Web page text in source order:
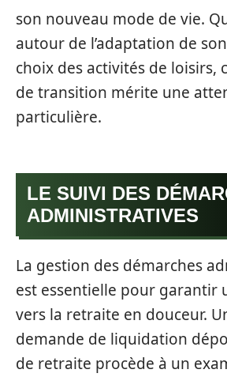
son nouveau mode de vie.
autour de l’adaptation de
choix des activités de loisirs,
de transition mérite une
particulière.
LE SUIVI DES
ADMINISTRATIVES
La gestion des démarches
est essentielle pour garantir
vers la retraite en douceur.
demande de liquidation
de retraite procède à un